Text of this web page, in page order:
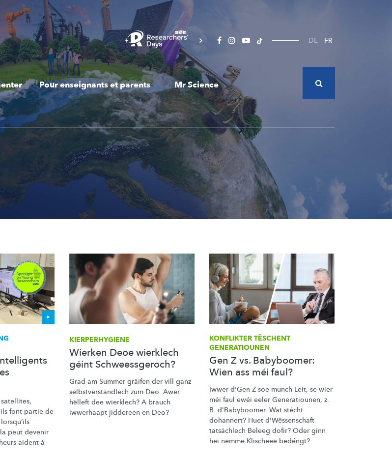
DE FR
Pour enseignants et parents Mr Science
satellites,
font partie de
peut devenir
aident à
KIERPERHYGIENE
Wierken Deoe wierklech
géint Schweessgeroch?
Grad am Summer gräifen der vill ganz
selbstverständlech zum Deo. Awer
hëlleft dee wierklech? A brauch
iwwerhaapt jiddereen en Deo?
KONFLIKTER TËSCHENT
GENERATIOUNEN
Gen Z vs. Babyboomer:
Wien ass méi faul?
Iwwer d'Gen Z soe munch Leit, se wier
méi faul ewéi eeler Generatiounen, z.
B. d'Babyboomer. Wat stécht
dohannert? Huet d'Wëssenschaft
tatsächlech Beleeg dofir? Oder ginn
hei nëmme Klischeeë bedéngt?